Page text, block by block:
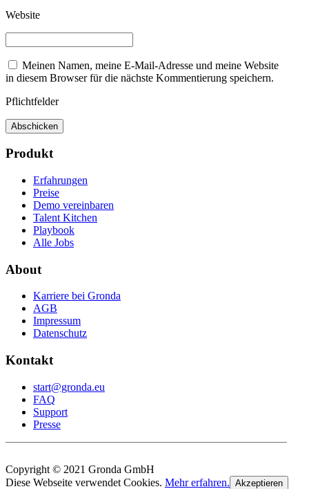
Website
Meinen Namen, meine E-Mail-Adresse und meine Website
in diesem Browser für die nächste Kommentierung speichern.
Pflichtfelder
Produkt
Erfahrungen
Preise
Demo vereinbaren
Talent Kitchen
Playbook
Alle Jobs
About
Karriere bei Gronda
AGB
Impressum
Datenschutz
Kontakt
start@gronda.eu
FAQ
Support
Presse
Copyright © 2021 Gronda GmbH
Diese Webseite verwendet Cookies. Mehr erfahren. Akzeptieren